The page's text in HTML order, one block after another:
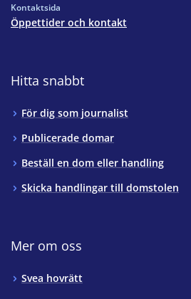
Kontaktsida
Öppettider och kontakt
Hitta snabbt
För dig som journalist
Publicerade domar
Beställ en dom eller handling
Skicka handlingar till domstolen
Mer om oss
Svea hovrätt